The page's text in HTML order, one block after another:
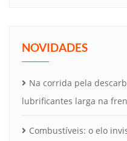
NOVIDADES
Na corrida pela
lubrificantes larga na
Combustíveis: o elo